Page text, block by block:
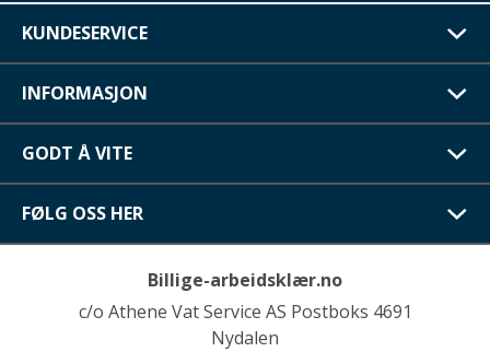
KUNDESERVICE
INFORMASJON
GODT Å VITE
FØLG OSS HER
Billige-arbeidsklær.no
c/o Athene Vat Service AS Postboks 4691
Nydalen